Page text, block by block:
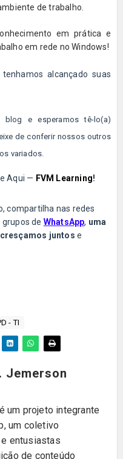
de trabalho.
em prática e
em rede no Windows!
alcançado suas
e esperamos tê-lo(a)
de conferir nossos outros
variados.
Aqui — FVM Learning!
compartilha nas redes
grupos de WhatsApp, uma
cresçamos juntos e
- TI
Jemerson
um projeto integrante
um coletivo
entusiastas
de conteúdo